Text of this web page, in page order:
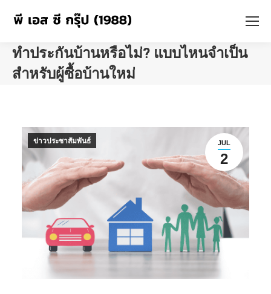
ทำประกันบ้านหรือไม่? แบบไหนจำเป็น
สำหรับผู้ซื้อบ้านใหม่
JUL
2
ข่าวประชาสัมพันธ์